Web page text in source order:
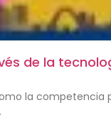
de la
la